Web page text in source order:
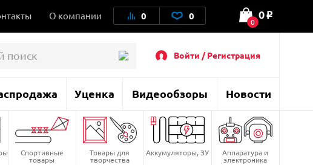
О компании 0 0 0
0 o
Войти / Регистрация
Уценка Видеообзоры Новости
Спортивные
товары
Товары для
творчества
Аккумуляторы, ЗУ Аппаратура и
электроника